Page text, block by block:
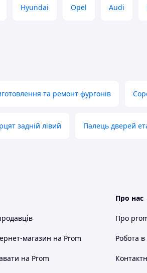
Hyundai Opel Audi
та ремонт фургонів
задній лівий Палець дверей
магазин на Prom
на Prom
Про нас
Про
Робота